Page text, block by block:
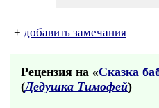
+ добавить замечания
Рецензия на «Сказка
(Дедушка Тимофей)